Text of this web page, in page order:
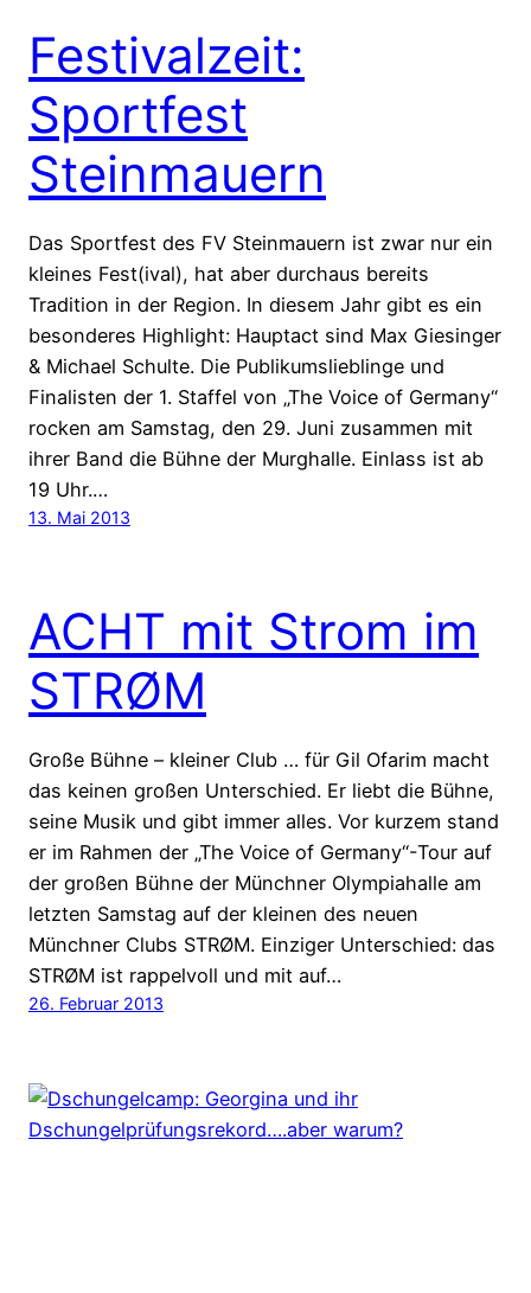
Festivalzeit:
Sportfest
Steinmauern
Das Sportfest des FV Steinmauern ist zwar nur ein
kleines Fest(ival), hat aber durchaus bereits
Tradition in der Region. In diesem Jahr gibt es ein
besonderes Highlight: Hauptact sind Max Giesinger
& Michael Schulte. Die Publikumslieblinge und
Finalisten der 1. Staffel von „The Voice of Germany“
rocken am Samstag, den 29. Juni zusammen mit
ihrer Band die Bühne der Murghalle. Einlass ist ab
19 Uhr.…
13. Mai 2013
ACHT mit Strom im
STRØM
Große Bühne – kleiner Club … für Gil Ofarim macht
das keinen großen Unterschied. Er liebt die Bühne,
seine Musik und gibt immer alles. Vor kurzem stand
er im Rahmen der „The Voice of Germany“-Tour auf
der großen Bühne der Münchner Olympiahalle am
letzten Samstag auf der kleinen des neuen
Münchner Clubs STRØM. Einziger Unterschied: das
STRØM ist rappelvoll und mit auf…
26. Februar 2013